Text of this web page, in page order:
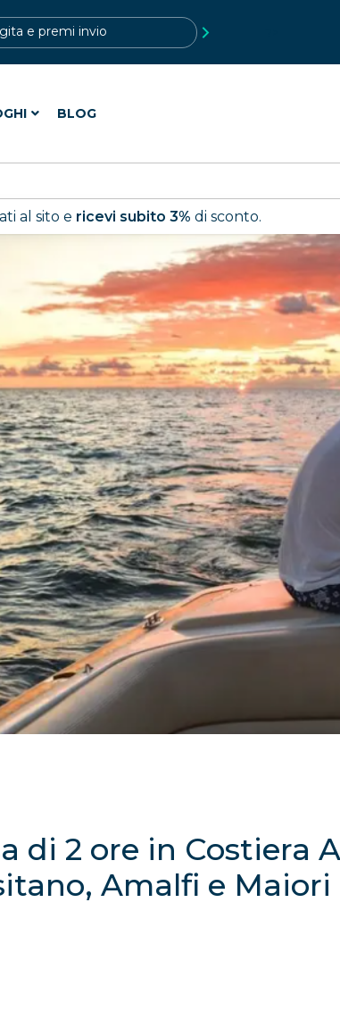
BLOG
al sito e ricevi subito 3% di sconto.
di 2 ore in Costiera
Amalfi e Maiori